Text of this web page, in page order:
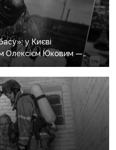
у Києві
Олексієм Юковим —